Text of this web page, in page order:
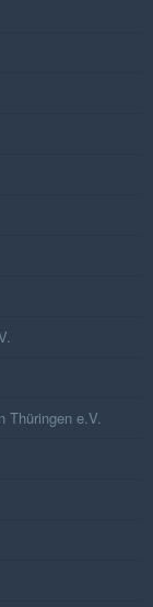
Thüringen e.V.